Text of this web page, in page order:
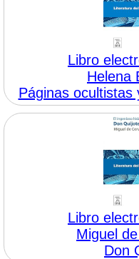
Libro
Helena
Páginas
Libro
Miguel
Don